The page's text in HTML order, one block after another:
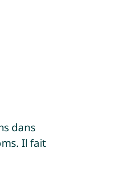
dans
Il fait